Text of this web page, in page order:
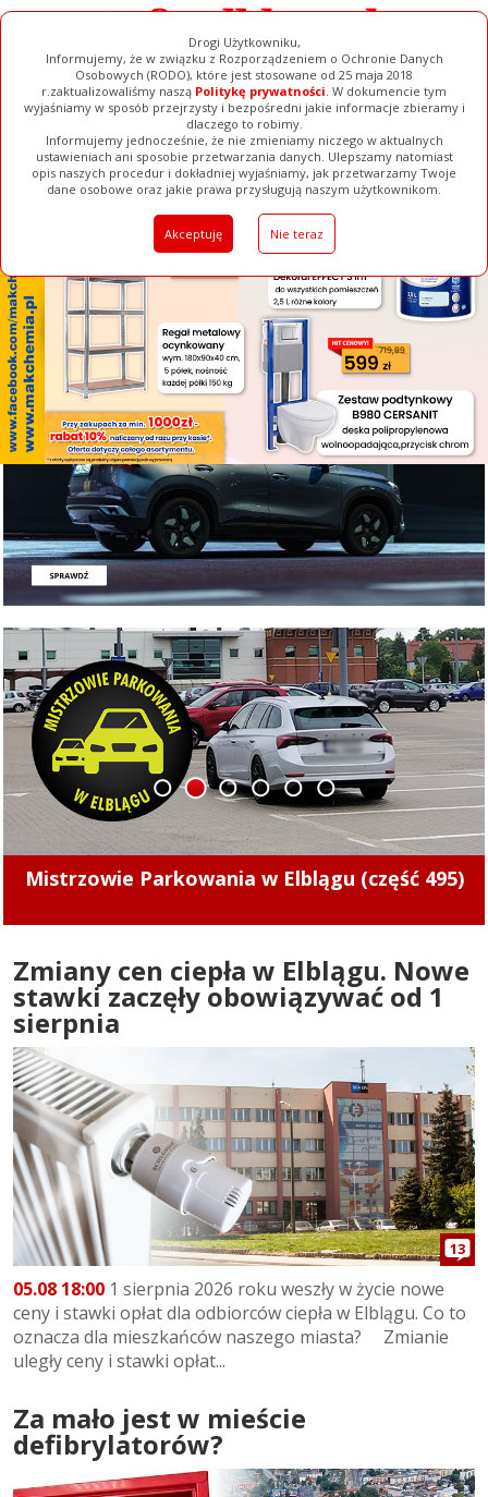
Drogi Użytkowniku,
Informujemy, że w związku z Rozporządzeniem o Ochronie Danych
Osobowych (RODO), które jest stosowane od 25 maja 2018
r.zaktualizowaliśmy naszą Politykę prywatności. W dokumencie tym
wyjaśniamy w sposób przejrzysty i bezpośredni jakie informacje zbieramy i
dlaczego to robimy.
Informujemy jednocześnie, że nie zmieniamy niczego w aktualnych
ustawieniach ani sposobie przetwarzania danych. Ulepszamy natomiast
opis naszych procedur i dokładniej wyjaśniamy, jak przetwarzamy Twoje
dane osobowe oraz jakie prawa przysługują naszym użytkownikom.
Akceptuję Nie teraz
[ ZAMKNIJ ]
Ogłoszenia Filmy Galerie Baza Firm Pełna Wersja
Kolejny nietrzeźwy kierowca z Elbląga za
1 2 3 4 5 6
Zmiany cen ciepła w Elblągu. Nowe
stawki zaczęły obowiązywać od 1
sierpnia
13
05.08 18:00 1 sierpnia 2026 roku weszły w życie nowe
ceny i stawki opłat dla odbiorców ciepła w Elblągu. Co to
oznacza dla mieszkańców naszego miasta? Zmianie
uległy ceny i stawki opłat...
Za mało jest w mieście
defibrylatorów?